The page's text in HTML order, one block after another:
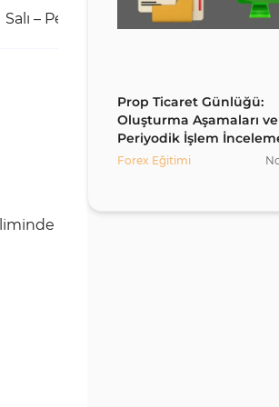
Salı – Perşembe Orta
Prop Ticaret Günlüğü:
Oluşturma Aşamaları ve
Periyodik İşlem
Forex Eğitimi